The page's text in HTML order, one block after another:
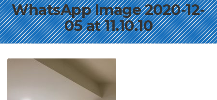
WhatsApp Image 2020-12-
05 at 11.10.10